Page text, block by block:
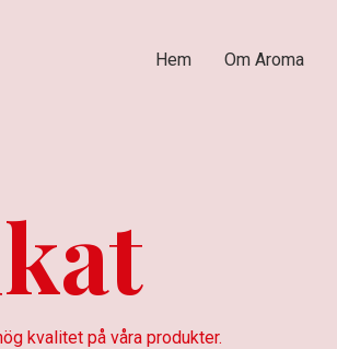
Hem Om Aroma
kvalitet på våra produkter.